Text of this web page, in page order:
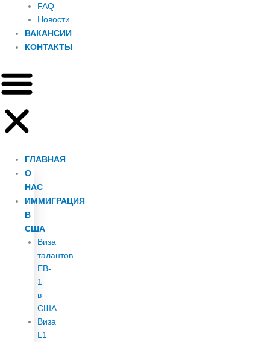
FAQ
Новости
ВАКАНСИИ
КОНТАКТЫ
ГЛАВНАЯ
О
НАС
ИММИГРАЦИЯ
В
США
Виза
талантов
EB-
1
в
США
Виза
L1